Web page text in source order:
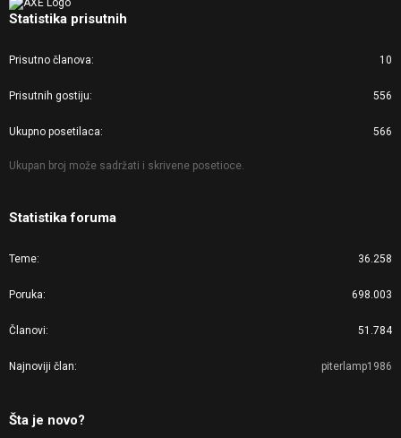
Statistika prisutnih
Prisutno članova 10
Prisutnih gostiju 556
Ukupno posetilaca 566
Ukupan broj može sadržati i skrivene posetioce.
Statistika foruma
Teme 36.258
Poruka 698.003
Članovi 51.784
Najnoviji član piterlamp1986
Šta je novo?